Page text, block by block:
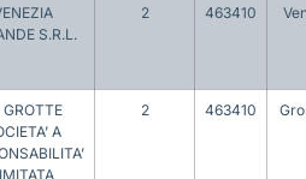
S.R.L.
2 463410
GROTTE
A
2 463410